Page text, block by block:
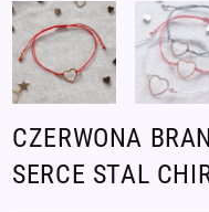
CZERWONA
SERCE STAL